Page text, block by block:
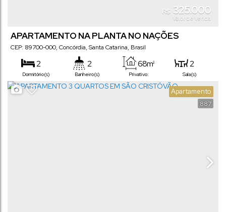
R$ 325.000
Valor de Venda
APARTAMENTO NA PLANTA NO NAÇÕES
CEP: 89700-000, Concórdia, Santa Catarina, Brasil
2
Dormitório(s)
2
Banheiro(s) Privativo:
68m² 2
Sala(s)
1
887
Apartamento